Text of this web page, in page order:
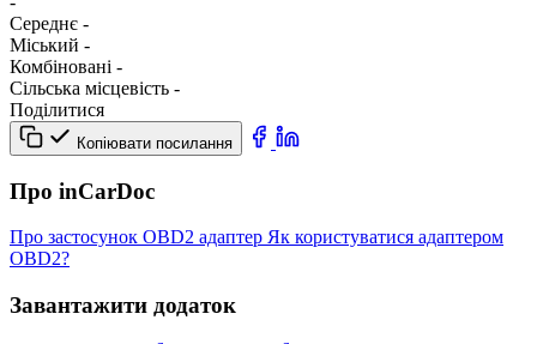
Середнє -
Міський -
Комбіновані -
Сільська місцевість -
Поділитися
Копіювати посилання
Про inCarDoc
Про застосунок OBD2 адаптер Як користуватися адаптером
OBD2?
Завантажити додаток